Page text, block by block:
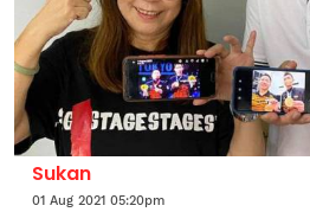
Sukan
01 Aug 2021 05:20pm